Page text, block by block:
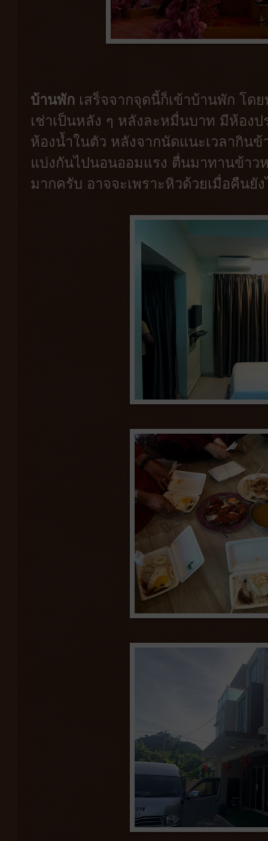
บ้านพัก เสร็จจากจุดนี้ก็เข้าบ้านพัก โด
เช่าเป็นหลัง ๆ หลังละหมื่นบาท มีห้อง
ห้องน้ำในตัว หลังจากนัดแนะเวลากินข้
แบ่งกันไปนอนออมแรง ตื่นมาทานข้าว
มากครับ อาจจะเพราะหิวด้วยเมื่อคืนยั